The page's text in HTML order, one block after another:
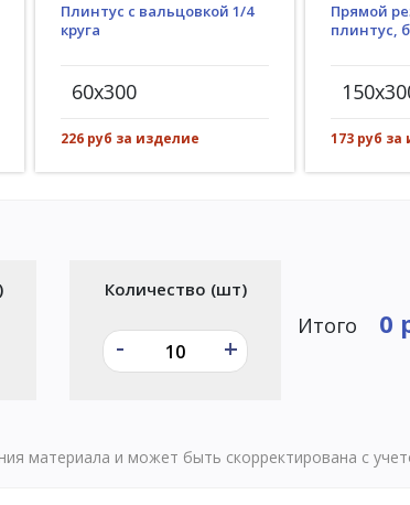
Плинтус с вальцовкой 1/4
круга
60x300
226 руб за изделие
Прямой
плинтус,
173 руб
Количество (шт)
- +
Итого 0
материала и может быть скорректирована с